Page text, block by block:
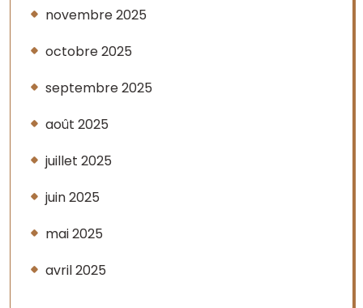
novembre 2025
octobre 2025
septembre 2025
août 2025
juillet 2025
juin 2025
mai 2025
avril 2025